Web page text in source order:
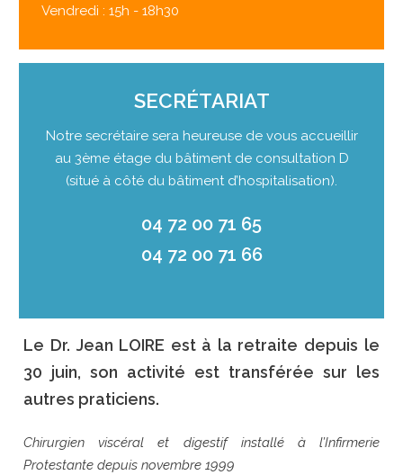
Vendredi : 15h - 18h30
SECRÉTARIAT
Notre secrétaire sera heureuse de vous accueillir
au 3ème étage du bâtiment de consultation D
(situé à côté du bâtiment d’hospitalisation).
04 72 00 71 65
04 72 00 71 66
Le Dr. Jean LOIRE est à la retraite depuis le
30 juin, son activité est transférée sur les
autres praticiens.
Chirurgien viscéral et digestif installé à l’Infirmerie
Protestante depuis novembre 1999